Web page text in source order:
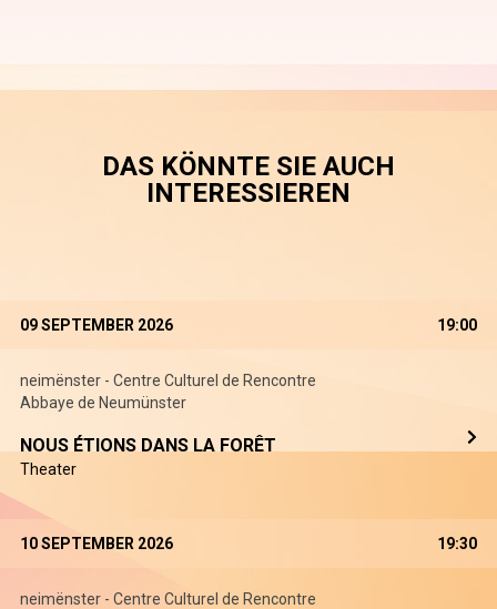
DAS KÖNNTE SIE AUCH
INTERESSIEREN
09 SEPTEMBER 2026 19:00
neimënster - Centre Culturel de Rencontre
Abbaye de Neumünster
NOUS ÉTIONS DANS LA FORÊT
Theater
10 SEPTEMBER 2026 19:30
neimënster - Centre Culturel de Rencontre